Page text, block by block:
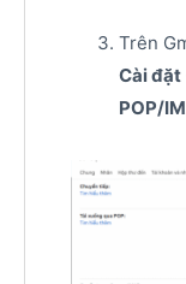
Trên
Cài
POP/